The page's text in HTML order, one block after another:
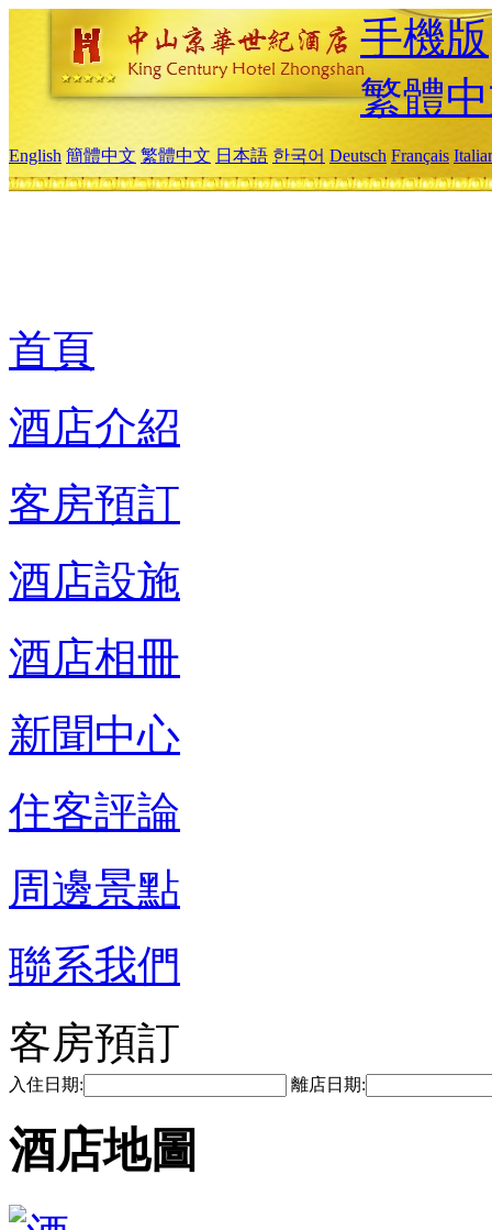
手機版
繁體
English 簡體中文 繁體中文 日本語 한국어 Deutsch Français
首頁
酒店介紹
客房預訂
酒店設施
酒店相冊
新聞中心
住客評論
周邊景點
聯系我們
客房預訂
入住日期: 離店日期:
酒店地圖